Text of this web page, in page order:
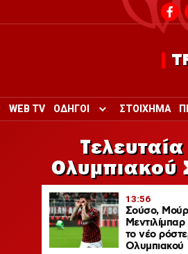
WEB TV
ΟΔΗΓΟΙ
Toggle submenu
ΣΤΟΙΧΗΜΑ
Ολυμπιακού
13:56
Σούσο,
το νέο
Ολυμπιακού